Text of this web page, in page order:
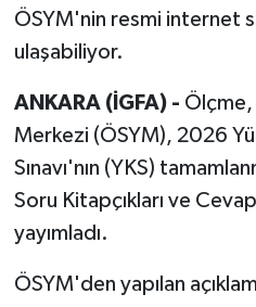
ÖSYM'nin resmi internet
ulaşabiliyor.
ANKARA (İGFA) - Ölçme,
Merkezi (ÖSYM), 2026
Sınavı'nın (YKS)
Soru Kitapçıkları ve
yayımladı.
ÖSYM'den yapılan